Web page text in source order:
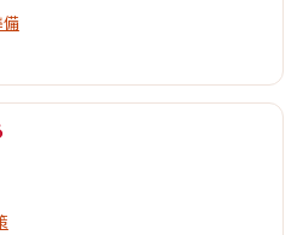
備